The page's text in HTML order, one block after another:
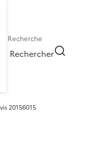
Rechercher
20156015